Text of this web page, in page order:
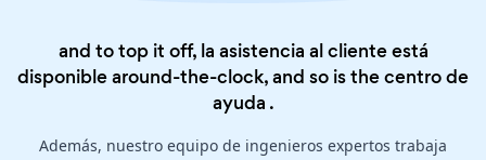
and to top it off, la asistencia al cliente está
disponible around-the-clock, and so is thecentro de
ayuda .
Además, nuestro equipo de ingenieros expertos trabaja